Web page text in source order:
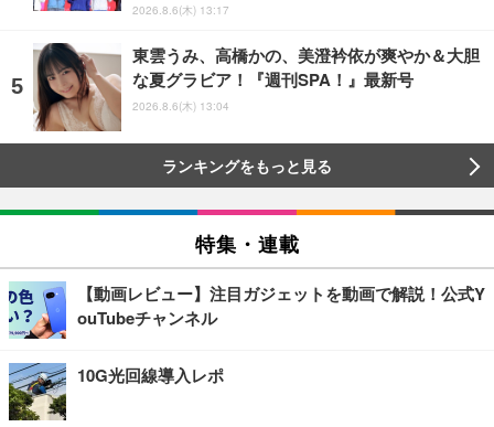
2026.8.6(木) 13:17
東雲うみ、高橋かの、美澄衿依が爽やか＆大胆
な夏グラビア！『週刊SPA！』最新号
2026.8.6(木) 13:04
ランキングをもっと見る
特集・連載
【動画レビュー】注目ガジェットを動画で解説！公式Y
ouTubeチャンネル
10G光回線導入レポ